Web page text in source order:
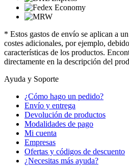
* Estos gastos de envío se aplican a
costes adicionales, por ejemplo,
características de los productos.
directamente en la descripción del
Ayuda y Soporte
¿Cómo hago un pedido?
Envío y entrega
Devolución de productos
Modalidades de pago
Mi cuenta
Empresas
Ofertas y códigos de descuento
¿Necesitas más ayuda?